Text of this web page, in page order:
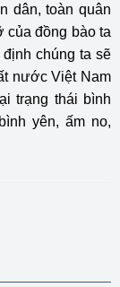
dân, toàn quân
của đồng bào ta
chúng ta sẽ
nước Việt Nam
trạng thái bình
yên, ấm no,